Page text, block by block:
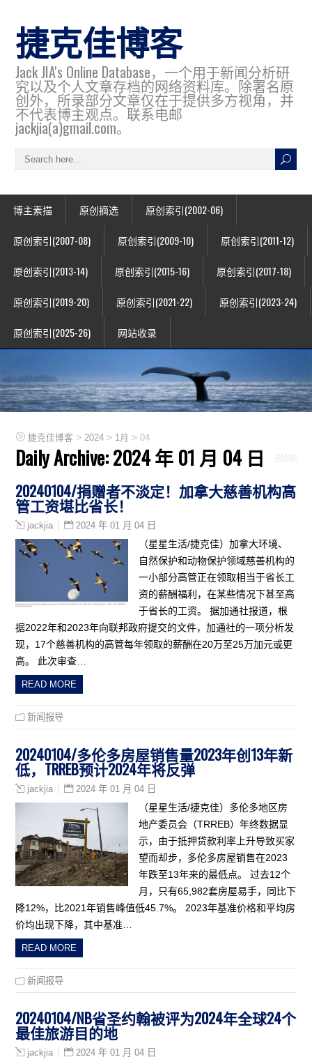
捷克佳博客
Jack JIA's Online Database，一个用于新闻分析研
究以及个人文章存档的网络资料库。除署名原
创外，所录部分文章仅在于提供多方视角，并
不代表博主观点。联系电邮
jackjia(a)gmail.com。
博主素描 原创摘选 原创索引(2002-06)
原创索引(2007-08) 原创索引(2009-10) 原创索引(2011-12)
原创索引(2013-14) 原创索引(2015-16) 原创索引(2017-18)
原创索引(2019-20) 原创索引(2021-22) 原创索引(2023-24)
原创索引(2025-26) 网站收录
捷克佳博客 > 2024 > 1月 >04
Daily Archive:2024 年 01 月 04 日
20240104/捐赠者不淡定！加拿大慈善机构高
管工资堪比省长！
jackjia 2024 年 01 月 04 日
（星星生活/捷克佳）加拿大环境、
自然保护和动物保护领域慈善机构的
一小部分高管正在领取相当于省长工
资的薪酬福利，在某些情况下甚至高
于省长的工资。 据加通社报道，根
据2022年和2023年向联邦政府提交的文件，加通社的一项分析发
现，17个慈善机构的高管每年领取的薪酬在20万至25万加元或更
高。 此次审查…
READ MORE
新闻报导
20240104/多伦多房屋销售量2023年创13年新
低，TRREB预计2024年将反弹
jackjia 2024 年 01 月 04 日
（星星生活/捷克佳）多伦多地区房
地产委员会（TRREB）年终数据显
示，由于抵押贷款利率上升导致买家
望而却步，多伦多房屋销售在2023
年跌至13年来的最低点。 过去12个
月，只有65,982套房屋易手，同比下
降12%，比2021年销售峰值低45.7%。 2023年基准价格和平均房
价均出现下降，其中基准…
READ MORE
新闻报导
20240104/NB省圣约翰被评为2024年全球24个
最佳旅游目的地
jackjia 2024 年 01 月 04 日